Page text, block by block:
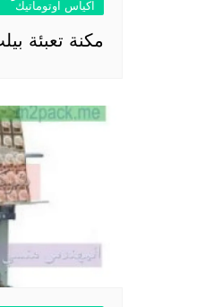
اكياس اوتوماتيك
مكنة تعبئة